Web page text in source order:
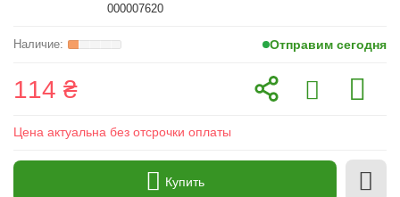
000007620
Отправим сегодня
114 ₴
Цена актуальна без отсрочки оплаты
Купить